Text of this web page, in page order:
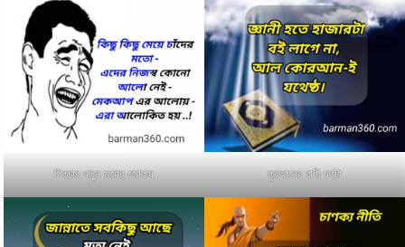
পিকচার নতুন মজার জোকস কুরআনের বাণী ফটো